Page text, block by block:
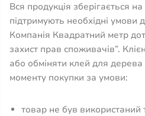
Вся продукція зберігається
підтримують необхідні умови
Компанія Квадратний метр
захист прав споживачів”.
або обміняти клей для дерева
моменту покупки за умови:
товар не був використаний